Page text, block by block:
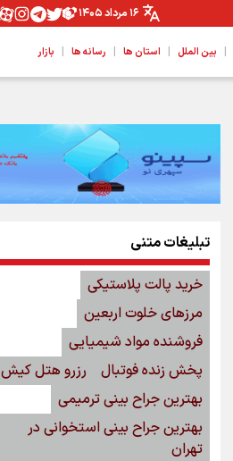
۱۶ مرداد ۱۴۰۵
| بین الملل | استان ها | رسانه ها | بازار
تبلیغات متنی
خرید پالت پلاستیکی
مرزهای خلوت اربعین
فروشنده مواد شیمیایی
پخش زنده فوتبال
رزرو هتل کیش
بهترین جراح بینی ترمیمی
بهترین جراح بینی استخوانی در
تهران